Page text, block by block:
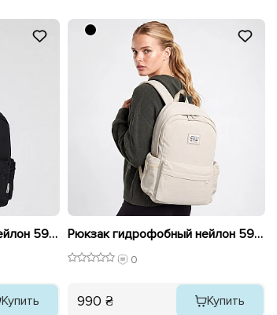
Рюкзак гидрофобный нейлон 596468 Черный
Купить
Рюкзак гидрофобный нейлон 596469 Бежевый
0
990 ₴ Купить